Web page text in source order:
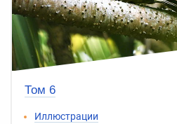
Том 6
Иллюстрации